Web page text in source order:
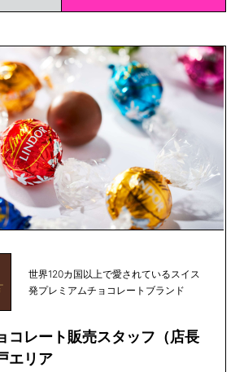
世界120カ国以上で愛されているスイス
発プレミアムチョコレートブランド
コレート販売スタッフ（店長
エリア